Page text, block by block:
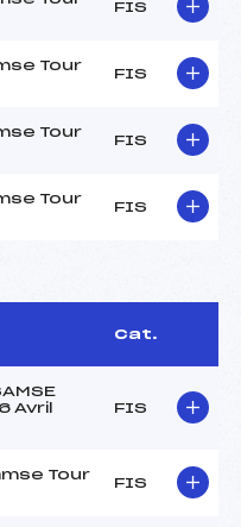
FIS
Tour
FIS
Tour
FIS
Tour
FIS
Cat.
Avril
FIS
Tour
FIS